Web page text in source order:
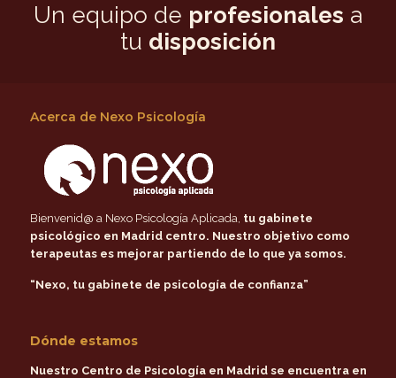
Un equipo de profesionales a
tu disposición
Acerca de Nexo Psicología
Bienvenid@ a Nexo Psicología Aplicada, tu gabinete
psicológico en Madrid centro. Nuestro objetivo como
terapeutas es mejorar partiendo de lo que ya somos.
“Nexo, tu gabinete de psicología de confianza”
Dónde estamos
Nuestro Centro de Psicología en Madrid se encuentra en